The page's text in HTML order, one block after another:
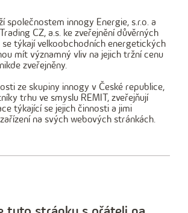
společnostem innogy Energie, s.r.o. a
CZ, a.s. ke zveřejnění důvěrných
týkají velkoobchodních energetických
mít významný vliv na jejich tržní cenu
zveřejněny.
ze skupiny innogy v České republice,
trhu ve smyslu REMIT, zveřejňují
týkající se jejich činnosti a jimi
na svých webových stránkách.